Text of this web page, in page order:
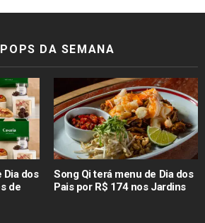
DA SEMANA
Dia dos
de
Song Qi terá menu de Dia dos
Pais por R$ 174 nos Jardins